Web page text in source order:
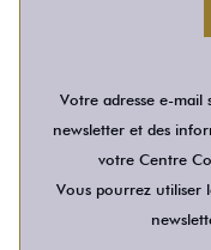
Votre adresse e-
newsletter et des
votre Centre
Vous pourrez utiliser